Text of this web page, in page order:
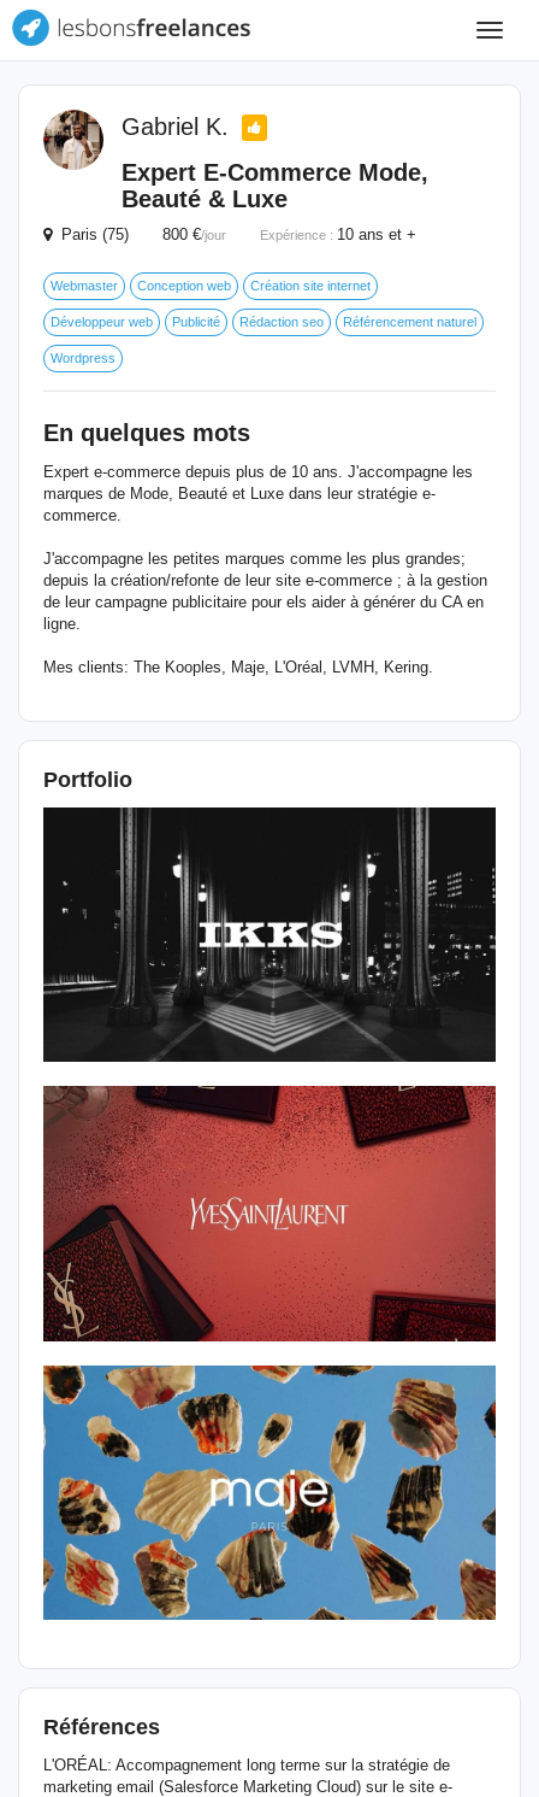
Toggle
Gabriel K.
Expert E-Commerce Mode,
Beauté & Luxe
Paris (75) 800 €/jour Expérience : 10 ans et +
Webmaster Conception web Création site internet
Développeur web Publicité Rédaction seo Référencement naturel
Wordpress
En quelques mots
Expert e-commerce depuis plus de 10 ans. J'accompagne les
marques de Mode, Beauté et Luxe dans leur stratégie e-
commerce.
J'accompagne les petites marques comme les plus grandes;
depuis la création/refonte de leur site e-commerce ; à la gestion
de leur campagne publicitaire pour els aider à générer du CA en
ligne.
Mes clients: The Kooples, Maje, L'Oréal, LVMH, Kering.
Portfolio
Références
L'ORÉAL: Accompagnement long terme sur la stratégie de
marketing email (Salesforce Marketing Cloud) sur le site e-